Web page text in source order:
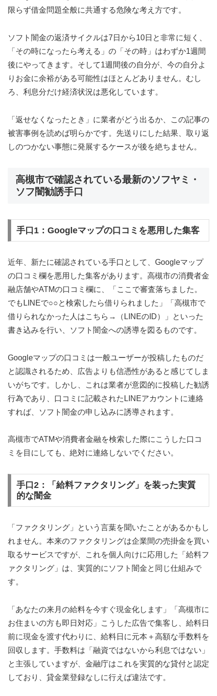
限らず借金問題全般に共通する危険な考え方です。
ソフト闇金の返済サイクルは7日から10日と非常に短く、
「その時になったら考える」の「その時」はわずか1週間
後にやってきます。そして1週間後の自分が、今の自分よ
りお金に余裕がある可能性はほとんどありません。むし
ろ、利息分だけ経済状況は悪化しています。
「返せなくなったとき」に業者がどう出るか、この記事の
被害事例を読めば明らかです。先送りにした結果、取り返
しのつかない事態に発展するケースが後を絶ちません。
高槻市で確認されている最新のソフヤミ・
ソフ闇勧誘手口
手口1：Googleマップの口コミを悪用した集客
近年、新たに確認されている手口として、Googleマップ
の口コミ欄を悪用した集客があります。高槻市の消費者金
融店舗やATMの口コミ欄に、「ここで審査落ちました。
でもLINEで○○と検索したら借りられました」「高槻市で
借りられなかった人はこちら→（LINEのID）」といった
書き込みを行い、ソフト闇金への誘導を図るものです。
Googleマップの口コミは一般ユーザーが投稿したものだ
と認識されるため、広告よりも信憑性があると感じてしま
いがちです。しかし、これは業者が意図的に投稿した勧誘
行為であり、口コミに記載されたLINEアカウントに連絡
すれば、ソフト闇金の申し込みに誘導されます。
高槻市でATMや消費者金融を検索した際にこうした口コ
ミを目にしても、絶対に連絡しないでください。
手口2：「給料ファクタリング」を装った実質
的な闇金
「ファクタリング」という言葉を聞いたことがあるかもし
れません。本来のファクタリングは企業間の売掛金を買い
取るサービスですが、これを個人向けに応用した「給料フ
ァクタリング」は、実質的にソフト闇金と同じ仕組みで
す。
「あなたの来月の給料を今すぐ現金化します」「高槻市に
お住まいの方も即日対応」こうした広告で集客し、給料日
前に現金を渡す代わりに、給料日に元本＋高額な手数料を
回収します。手数料は「融資ではないから利息ではない」
と主張していますが、金融庁はこれを実質的な貸付と認定
しており、貸金業登録なしに行えば違法です。